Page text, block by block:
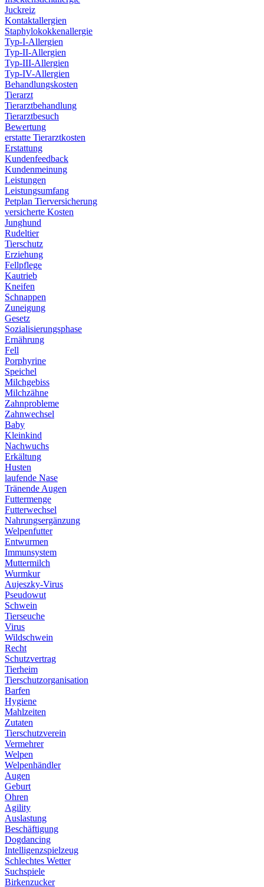
Juckreiz
Kontaktallergien
Staphylokokkenallergie
Typ-I-Allergien
Typ-II-Allergien
Typ-III-Allergien
Typ-IV-Allergien
Behandlungskosten
Tierarzt
Tierarztbehandlung
Tierarztbesuch
Bewertung
erstatte Tierarztkosten
Erstattung
Kundenfeedback
Kundenmeinung
Leistungen
Leistungsumfang
Petplan Tierversicherung
versicherte Kosten
Junghund
Rudeltier
Tierschutz
Erziehung
Fellpflege
Kautrieb
Kneifen
Schnappen
Zuneigung
Gesetz
Sozialisierungsphase
Ernährung
Fell
Porphyrine
Speichel
Milchgebiss
Milchzähne
Zahnprobleme
Zahnwechsel
Baby
Kleinkind
Nachwuchs
Erkältung
Husten
laufende Nase
Tränende Augen
Futtermenge
Futterwechsel
Nahrungsergänzung
Welpenfutter
Entwurmen
Immunsystem
Muttermilch
Wurmkur
Aujeszky-Virus
Pseudowut
Schwein
Tierseuche
Virus
Wildschwein
Recht
Schutzvertrag
Tierheim
Tierschutzorganisation
Barfen
Hygiene
Mahlzeiten
Zutaten
Tierschutzverein
Vermehrer
Welpen
Welpenhändler
Augen
Geburt
Ohren
Agility
Auslastung
Beschäftigung
Dogdancing
Intelligenzspielzeug
Schlechtes Wetter
Suchspiele
Birkenzucker